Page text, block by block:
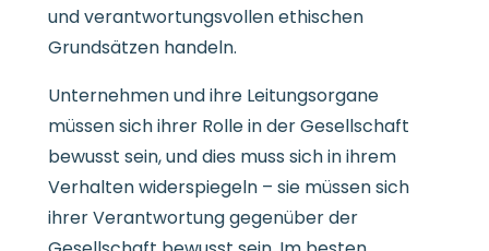
und verantwortungsvollen ethischen
Grundsätzen handeln.
Unternehmen und ihre Leitungsorgane
müssen sich ihrer Rolle in der Gesellschaft
bewusst sein, und dies muss sich in ihrem
Verhalten widerspiegeln – sie müssen sich
ihrer Verantwortung gegenüber der